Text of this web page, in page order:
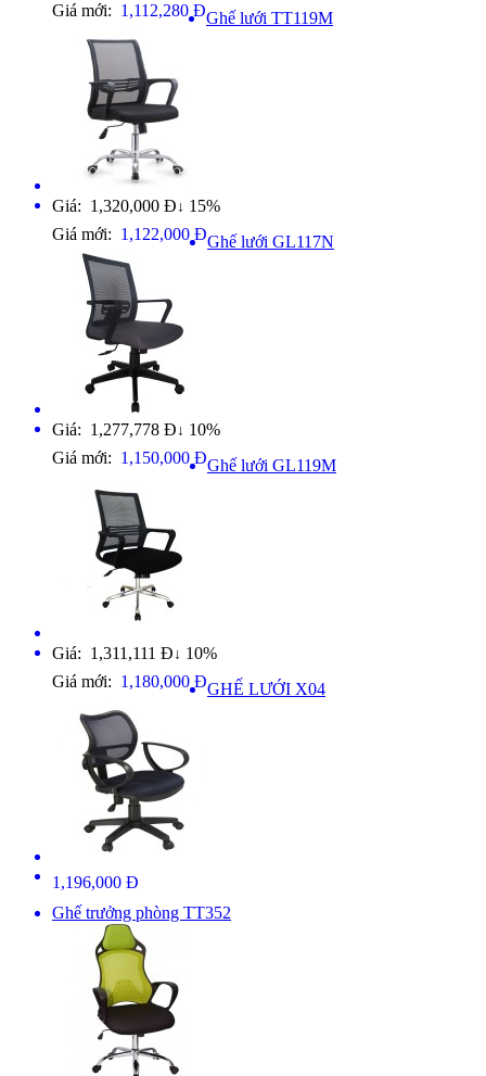
Giá mới: 1,112,280 ĐGhế lưới TT119M
Giá: 1,320,000 Đ ↓ 15%
Giá mới: 1,122,000 ĐGhế lưới GL117N
Giá: 1,277,778 Đ ↓ 10%
Giá mới: 1,150,000 ĐGhế lưới GL119M
Giá: 1,311,111 Đ ↓ 10%
Giá mới: 1,180,000 ĐGHẾ LƯỚI X04
1,196,000 Đ
Ghế trưởng phòng TT352